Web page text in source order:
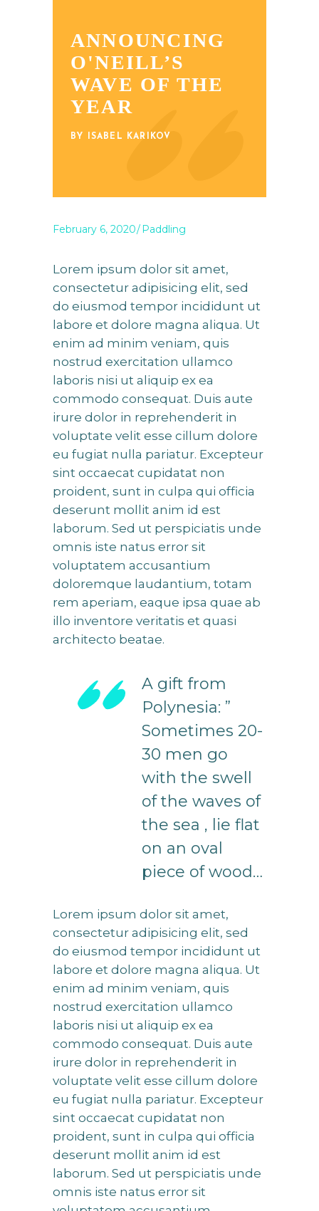
ANNOUNCING
O'NEILL’S
WAVE OF THE
YEAR
BY ISABEL KARIKOV
February 6, 2020 Paddling
Lorem ipsum dolor sit amet,
consectetur adipisicing elit, sed
do eiusmod tempor incididunt ut
labore et dolore magna aliqua. Ut
enim ad minim veniam, quis
nostrud exercitation ullamco
laboris nisi ut aliquip ex ea
commodo consequat. Duis aute
irure dolor in reprehenderit in
voluptate velit esse cillum dolore
eu fugiat nulla pariatur. Excepteur
sint occaecat cupidatat non
proident, sunt in culpa qui officia
deserunt mollit anim id est
laborum. Sed ut perspiciatis unde
omnis iste natus error sit
voluptatem accusantium
doloremque laudantium, totam
rem aperiam, eaque ipsa quae ab
illo inventore veritatis et quasi
architecto beatae.
A gift from
Polynesia: ”
Sometimes 20-
30 men go
with the swell
of the waves of
the sea , lie flat
on an oval
piece of wood…
Lorem ipsum dolor sit amet,
consectetur adipisicing elit, sed
do eiusmod tempor incididunt ut
labore et dolore magna aliqua. Ut
enim ad minim veniam, quis
nostrud exercitation ullamco
laboris nisi ut aliquip ex ea
commodo consequat. Duis aute
irure dolor in reprehenderit in
voluptate velit esse cillum dolore
eu fugiat nulla pariatur. Excepteur
sint occaecat cupidatat non
proident, sunt in culpa qui officia
deserunt mollit anim id est
laborum. Sed ut perspiciatis unde
omnis iste natus error sit